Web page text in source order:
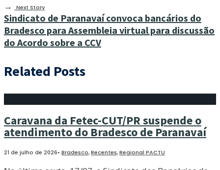
→ Next Story
Sindicato de Paranavaí convoca bancários do
Bradesco para Assembleia virtual para discussão
do Acordo sobre a CCV
Related Posts
Caravana da Fetec-CUT/PR suspende o
atendimento do Bradesco de Paranavaí
21 de julho de 2026• Bradesco,Recentes,Regional PACTU